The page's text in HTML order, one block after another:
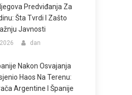
Predviđanja Za
Šta Tvrdi I Zašto
Javnosti
dan
Nakon Osvajanja
Haos Na Terenu:
Argentine I Španije